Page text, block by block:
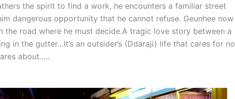
the spirit to find a work, he encounters a familiar street
dangerous opportunity that he cannot refuse. Geunhee now
the road where he must decide.A tragic love story between a
in the gutter…It’s an outsider’s (Ddaraji) life that cares for no
about…..